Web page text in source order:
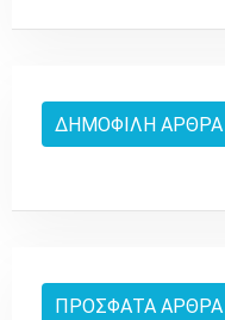
ΔΗΜΟΦΙΛΉ ΆΡΘΡΑ
ΠΡΌΣΦΑΤΑ ΆΡΘΡΑ